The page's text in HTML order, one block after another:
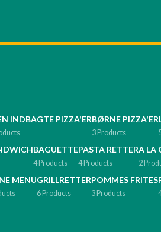
INDBAGTE PIZZA'ERBØRNE PIZZA'ER
3 Products
BAGUETTE
4 Products
PASTA RETTER
4 Products
A LA
2
MENUGRILLRETTER
6 Products
POMMES FRITES
3 Products